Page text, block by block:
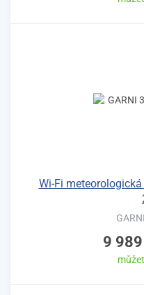
Wi-Fi
9